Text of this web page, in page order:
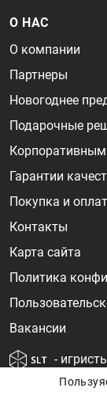
О НАС
О компании
Партнеры
Новогоднее
Подарочные
Гарантии
Покупка и
Контакты
Карта сайта
Политика
Вакансии
-